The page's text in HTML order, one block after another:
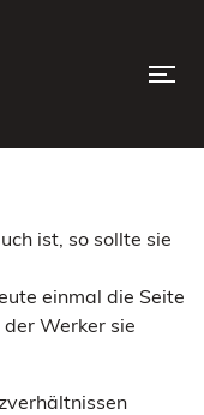
ist, so sollte sie
einmal die Seite
Werker sie